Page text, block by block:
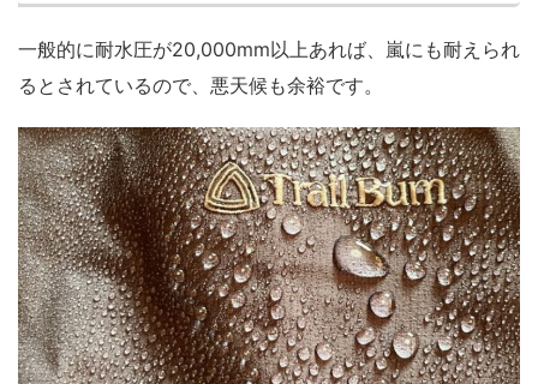
一般的に耐水圧が20,000mm以上あれば、嵐にも耐えられ
るとされているので、悪天候も余裕です。